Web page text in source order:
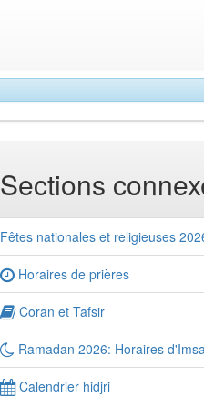
Sections
Fêtes nationales et religieuses
Horaires de prières
Coran et Tafsir
Ramadan 2026: Horaires
Calendrier hidjri